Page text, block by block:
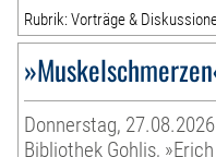
Rubrik: Vorträge &
Donnerstag,
Bibliothek Gohlis,